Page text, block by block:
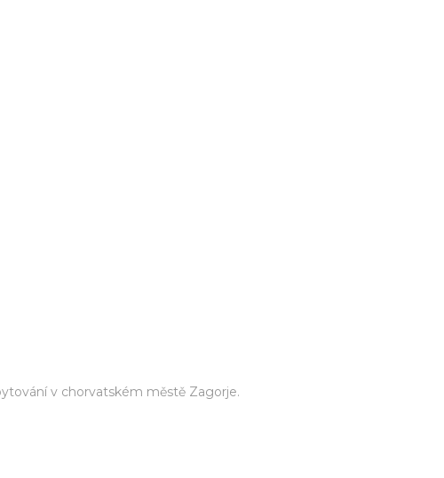
v chorvatském městě Zagorje.